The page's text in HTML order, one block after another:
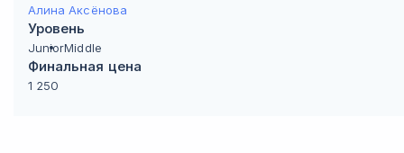
Алина Аксёнова
Уровень
JuniorMiddle
Финальная цена
1 250